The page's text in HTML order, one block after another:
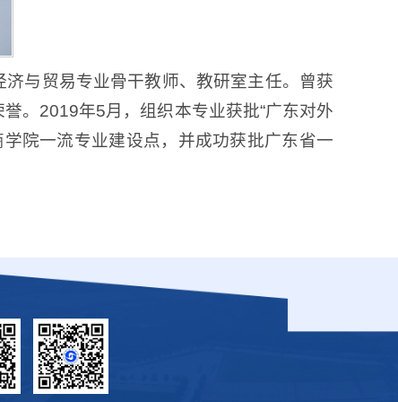
与贸易专业骨干教师、教研室主任。曾获
。2019年5月，组织本专业获批“广东对外
院一流专业建设点，并成功获批广东省一